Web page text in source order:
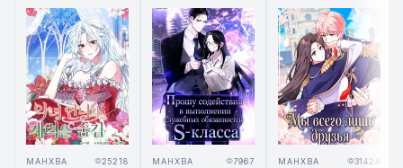
МАНХВА 25218 МАНХВА 7967 МАНХВА 31424